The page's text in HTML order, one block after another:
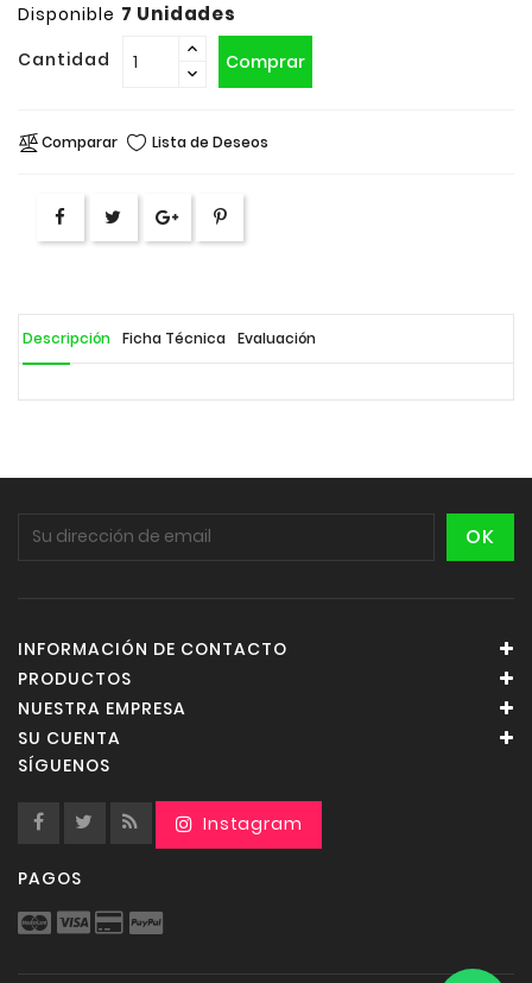
Disponible 7 Unidades
Cantidad Comprar
Comparar Lista de Deseos
Descripción Ficha Técnica Evaluación
INFORMACIÓN DE CONTACTO
PRODUCTOS
NUESTRA EMPRESA
SU CUENTA
SÍGUENOS
PAGOS